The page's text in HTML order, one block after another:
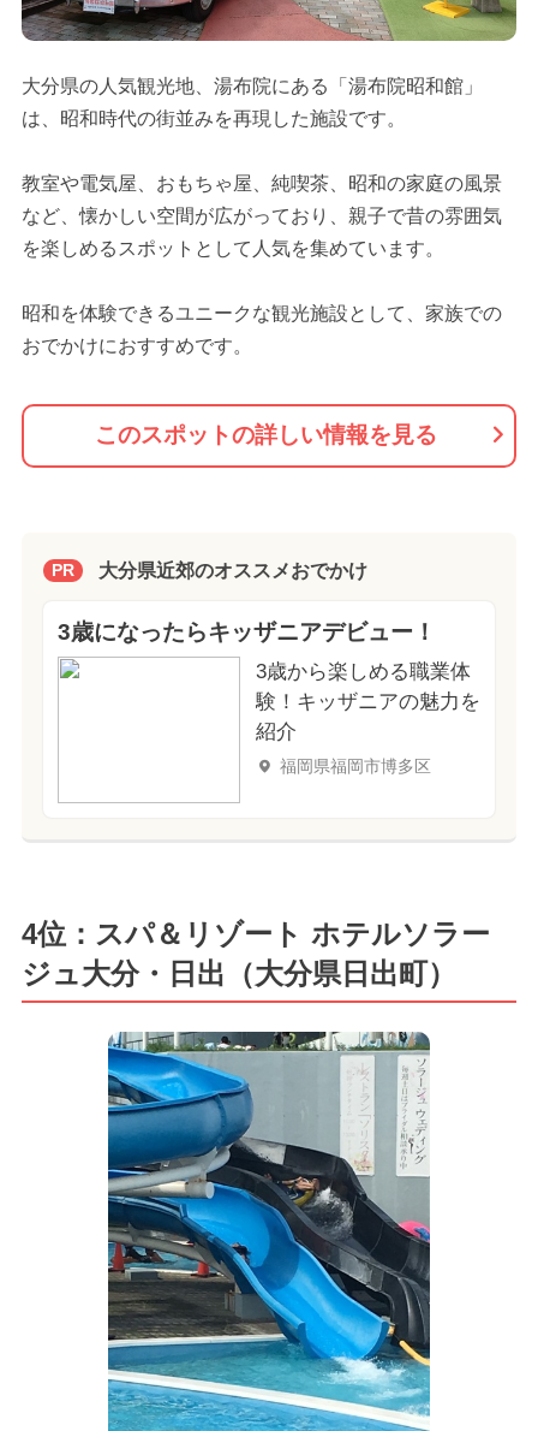
大分県の人気観光地、湯布院にある「湯布院昭和館」
は、昭和時代の街並みを再現した施設です。
教室や電気屋、おもちゃ屋、純喫茶、昭和の家庭の風景
など、懐かしい空間が広がっており、親子で昔の雰囲気
を楽しめるスポットとして人気を集めています。
昭和を体験できるユニークな観光施設として、家族での
おでかけにおすすめです。
このスポットの詳しい情報を見る
PR 大分県近郊のオススメおでかけ
3歳になったらキッザニアデビュー！
3歳から楽しめる職業体
験！キッザニアの魅力を
紹介
福岡県福岡市博多区
4位：スパ＆リゾート ホテルソラー
ジュ大分・日出（大分県日出町）